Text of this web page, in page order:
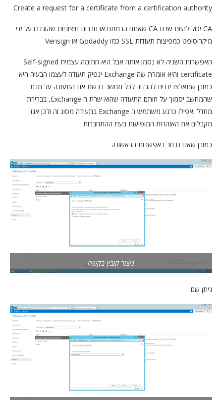
Create a request for a certificate from a certification authority
CA יכול להיות שרת CA שאתם הרמתם או חברות חיצוניות שהוגדרו על ידי
מיקרוסופט כמפיצות תעודות SSL כמו Godaddy או Verisign
האפשרות השניה לא נסמן אותה אבל היא חתימה עצמית Self-signed
certificate והיא אומרת שה Exchange ינפיק תעודה לעצמו הבעיה היא
כמובן שתאלצו ידנית להגדיר לכל מחשב ברשת את התעודה על מנת
שהמחשב יסמוך על חותם התעודה שהוא שרת ה Exchange, בברירת
מחדל ואפילו כרגע משתמש ה Exchange בתעודה מסוג זה ולכן אנו
מקבלים את האזהרות המופיעות בעת ההתחברות
כמובן שאנו נבחר באפשרות הראשונה
ניצור קובץ בקשה
ניתן שם